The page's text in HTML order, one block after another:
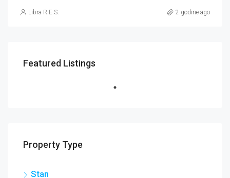
Libra R.E.S. 2 godine ago
Featured Listings
Property Type
Stan